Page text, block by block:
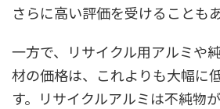
さらに高い評価を受けることも
一方で、リサイクル用アルミや
材の価格は、これよりも大幅に
す。リサイクルアルミは不純物